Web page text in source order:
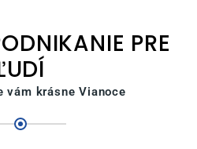
PRE
vám krásne Vianoce